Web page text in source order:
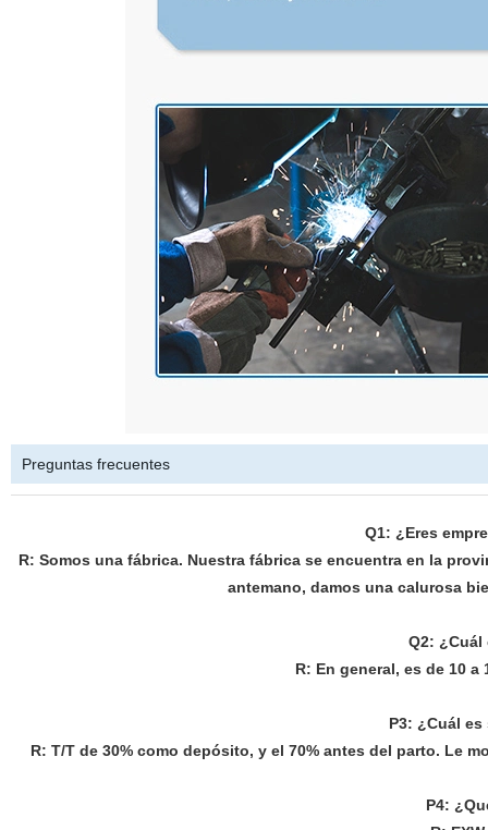
Preguntas frecuentes
Q1: ¿Eres
R: Somos una fábrica. Nuestra fábrica se encuentra en la
antemano, damos una calurosa
Q2: ¿Cuál
R: En general, es de 10
P3: ¿Cuál
R: T/T de 30% como depósito, y el 70% antes del parto. Le
P4: